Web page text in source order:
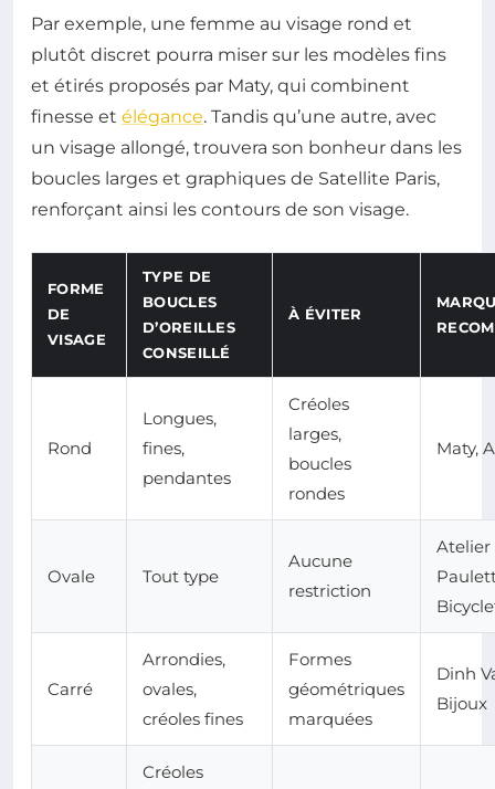
Par exemple, une femme au visage rond et
plutôt discret pourra miser sur les modèles fins
et étirés proposés par Maty, qui combinent
finesse et élégance. Tandis qu’une autre, avec
un visage allongé, trouvera son bonheur dans les
boucles larges et graphiques de Satellite Paris,
renforçant ainsi les contours de son visage.
FORME
DE
VISAGE
TYPE DE
BOUCLES
D’OREILLES
CONSEILLÉ
À ÉVITER
Rond
Longues,
fines,
pendantes
Créoles
larges,
boucles
rondes
Maty,
Ovale Tout type
Aucune
restriction
Atelier
Carré
Arrondies,
ovales,
créoles fines
Formes
géométriques
marquées
Dinh
Bijoux
Créoles